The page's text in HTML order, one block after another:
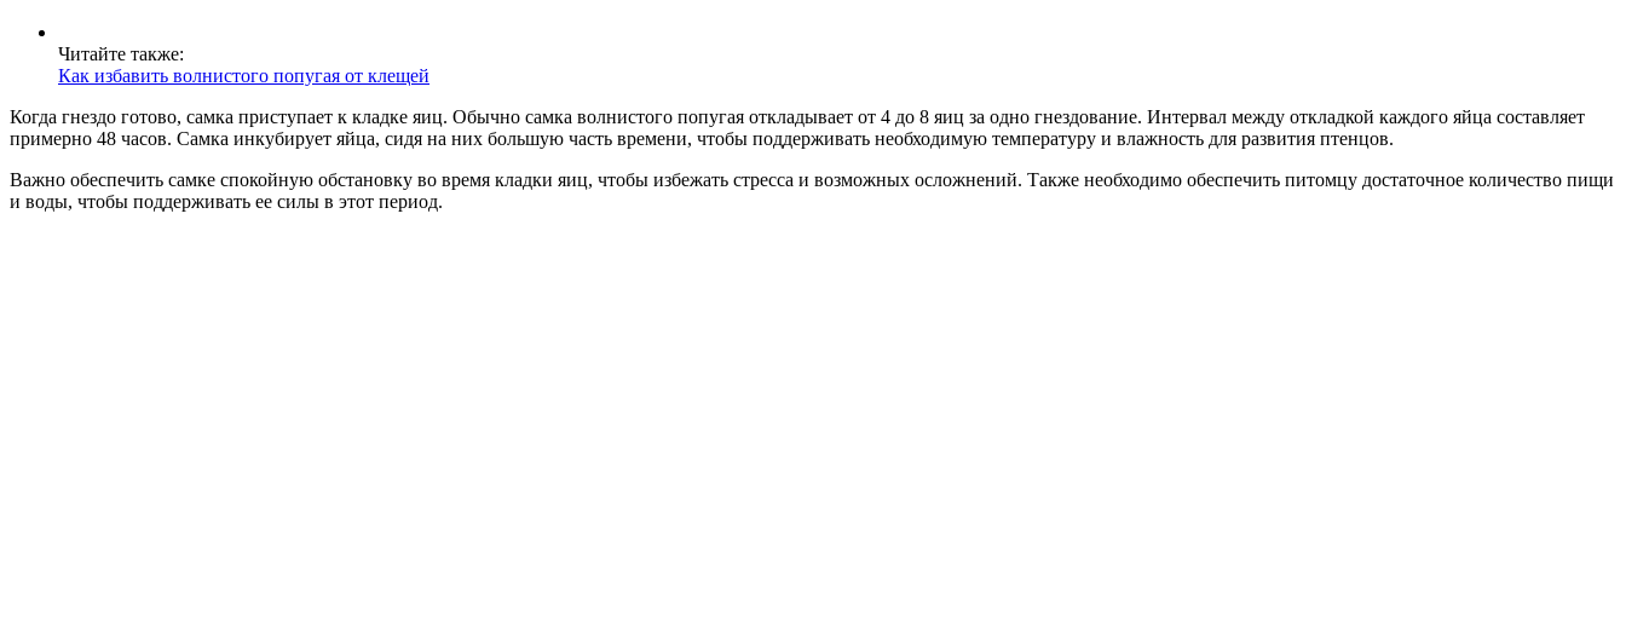
Читайте также:
Как избавить волнистого попугая от клещей
Когда гнездо готово, самка приступает к кладке яиц. Обычно самка волнистого попугая откладывает от 4 до 8 яиц за одно гнездование. Интервал между откладкой каждого яйца составляет
примерно 48 часов. Самка инкубирует яйца, сидя на них большую часть времени, чтобы поддерживать необходимую температуру и влажность для развития птенцов.
Важно обеспечить самке спокойную обстановку во время кладки яиц, чтобы избежать стресса и возможных осложнений. Также необходимо обеспечить питомцу достаточное количество пищи
и воды, чтобы поддерживать ее силы в этот период.